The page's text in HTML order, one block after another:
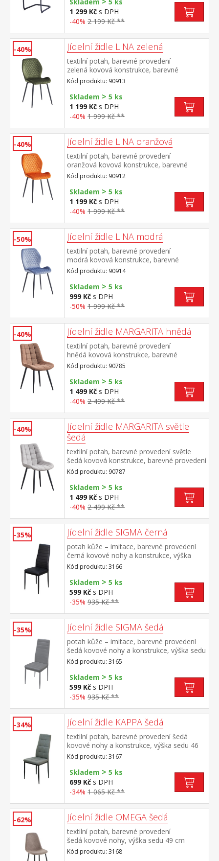
1 299 Kč s DPH
-40% 2 199 Kč **
-40% Jídelní židle LINA zelená
textilní potah, barevné provedení
zelená kovová konstrukce, barevné
provedení černá výška sedu 50
cm doporučená nosnost do 120 kg
Kód produktu: 90913
Skladem > 5 ks
1 199 Kč s DPH
-40% 1 999 Kč **
-40% Jídelní židle LINA oranžová
textilní potah, barevné provedení
oranžová kovová konstrukce, barevné
provedení černá výška sedu 50
cm doporučená nosnost do 120 kg
Kód produktu: 90912
Skladem > 5 ks
1 199 Kč s DPH
-40% 1 999 Kč **
-50% Jídelní židle LINA modrá
textilní potah, barevné provedení
modrá kovová konstrukce, barevné
provedení černá výška sedu 50
cm doporučená nosnost do 120 kg
Kód produktu: 90914
Skladem > 5 ks
999 Kč s DPH
-50% 1 999 Kč **
-40% Jídelní židle MARGARITA hnědá
textilní potah, barevné provedení
hnědá kovová konstrukce, barevné
provedení černá výška sedu 49
cm doporučená nosnost do 130 kg
Kód produktu: 90785
Skladem > 5 ks
1 499 Kč s DPH
-40% 2 499 Kč **
-40%
Jídelní židle MARGARITA světle
šedá
textilní potah, barevné provedení světle
šedá kovová konstrukce, barevné provedení
černá výška sedu 49 cm doporučená
nosnost do 130 kg
Kód produktu: 90787
Skladem > 5 ks
1 499 Kč s DPH
-40% 2 499 Kč **
-35% Jídelní židle SIGMA černá
potah kůže – imitace, barevné provedení
černá kovové nohy a konstrukce, výška
sedu 47 cm
Kód produktu: 3166
Skladem > 5 ks
599 Kč s DPH
-35% 935 Kč **
-35% Jídelní židle SIGMA šedá
potah kůže – imitace, barevné provedení
šedá kovové nohy a konstrukce, výška sedu
47 cm
Kód produktu: 3165
Skladem > 5 ks
599 Kč s DPH
-35% 935 Kč **
-34% Jídelní židle KAPPA šedá
textilní potah, barevné provedení šedá
kovové nohy a konstrukce, výška sedu 46
cm
Kód produktu: 3167
Skladem > 5 ks
699 Kč s DPH
-34% 1 065 Kč **
-62% Jídelní židle OMEGA šedá
textilní potah, barevné provedení
šedá kovové nohy, výška sedu 49 cm
Kód produktu: 3168